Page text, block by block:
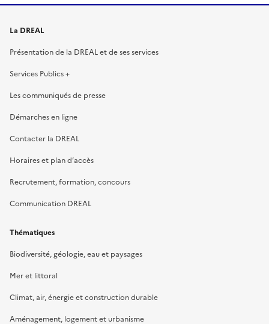
La DREAL
Présentation de la DREAL et de ses services
Services Publics +
Les communiqués de presse
Démarches en ligne
Contacter la DREAL
Horaires et plan d’accès
Recrutement, formation, concours
Communication DREAL
Thématiques
Biodiversité, géologie, eau et paysages
Mer et littoral
Climat, air, énergie et construction durable
Aménagement, logement et urbanisme